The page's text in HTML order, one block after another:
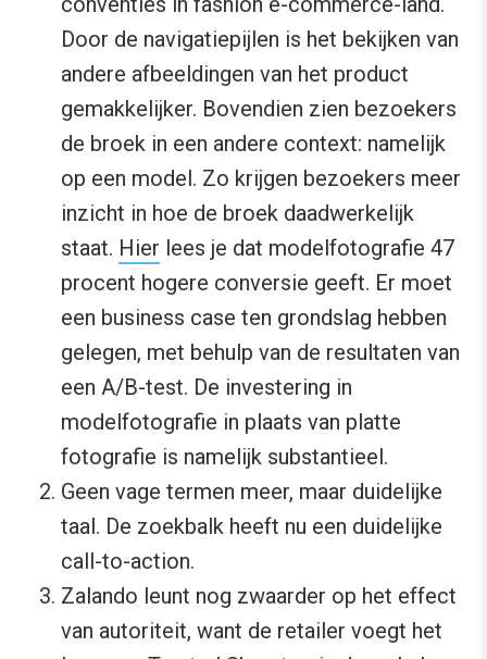
Door de navigatiepijlen is het bekijken van
andere afbeeldingen van het product
gemakkelijker. Bovendien zien bezoekers
de broek in een andere context: namelijk
op een model. Zo krijgen bezoekers meer
inzicht in hoe de broek daadwerkelijk
staat. Hier lees je dat modelfotografie 47
procent hogere conversie geeft. Er moet
een business case ten grondslag hebben
gelegen, met behulp van de resultaten van
een A/B-test. De investering in
modelfotografie in plaats van platte
fotografie is namelijk substantieel.
Geen vage termen meer, maar duidelijke
taal. De zoekbalk heeft nu een duidelijke
call-to-action.
Zalando leunt nog zwaarder op het effect
van autoriteit, want de retailer voegt het